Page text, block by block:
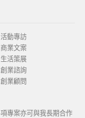
動專訪
業文案
活策展
業諮詢
業顧問
專案亦可與我長期合作